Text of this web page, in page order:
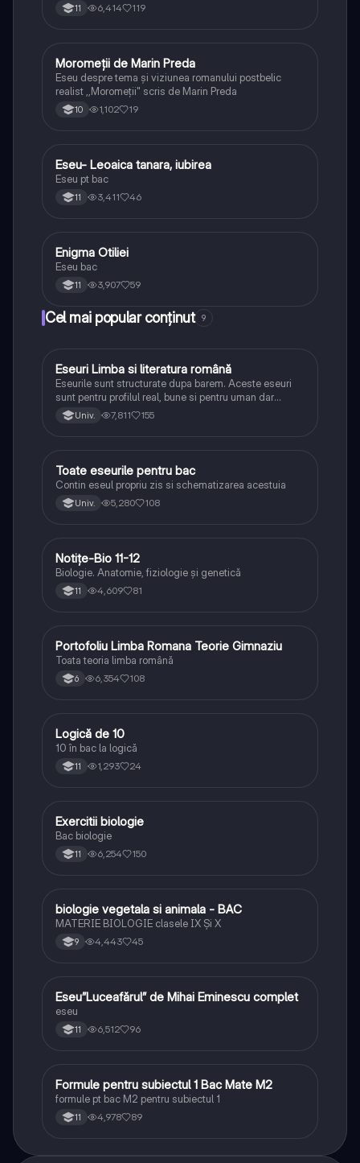
11 6,414 119
Limba și literatura română
Moromeții de Marin Preda
Eseu despre tema și viziunea romanului postbelic
realist ,,Moromeții" scris de Marin Preda
10 1,102 19
Limba și literatura română
Eseu- Leoaica tanara, iubirea
Eseu pt bac
11 3,411 46
Limba și literatura română
Enigma Otiliei
Eseu bac
11 3,907 59
Cel mai popular conținut 9
Limba și literatura română
Eseuri Limba si literatura română
Eseurile sunt structurate dupa barem. Aceste eseuri
sunt pentru profilul real, bune si pentru uman dar
lipsesc relatiile dintre personaje si caracrerizarile.
Univ. 7,811 155
Limba și literatura română
Toate eseurile pentru bac
Contin eseul propriu zis si schematizarea acestuia
Univ. 5,280 108
Biologie
Notițe-Bio 11-12
Biologie. Anatomie, fiziologie și genetică
11 4,609 81
Limba și literatura română
Portofoliu Limba Romana Teorie Gimnaziu
Toata teoria limba română
6 6,354 108
Logică
Logică de 10
10 în bac la logică
11 1,293 24
EBiologie
Exercitii biologie
Bac biologie
11 6,254 150
BBiologie
biologie vegetala si animala - BAC
MATERIE BIOLOGIE clasele IX Şi X
9 4,443 45
Limba și literatura română
Eseu”Luceafărul” de Mihai Eminescu complet
eseu
11 6,512 96
Matematică
Formule pentru subiectul 1 Bac Mate M2
formule pt bac M2 pentru subiectul 1
11 4,978 89